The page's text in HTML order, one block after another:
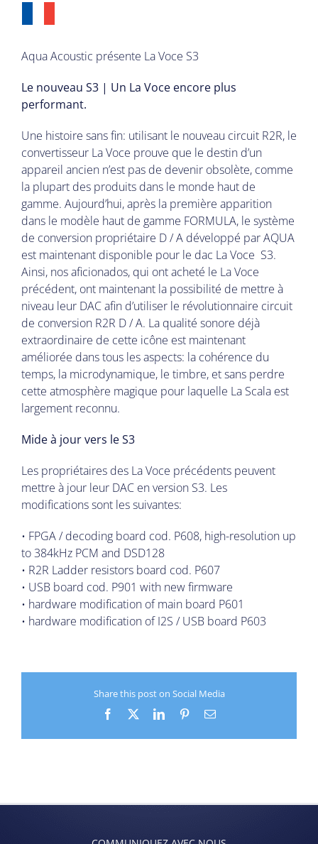
Aqua Acoustic présente La Voce S3
Le nouveau S3 | Un La Voce encore plus
performant.
Une histoire sans fin: utilisant le nouveau circuit R2R, le
convertisseur La Voce prouve que le destin d’un
appareil ancien n’est pas de devenir obsolète, comme
la plupart des produits dans le monde haut de
gamme. Aujourd’hui, après la première apparition
dans le modèle haut de gamme FORMULA, le système
de conversion propriétaire D / A développé par AQUA
est maintenant disponible pour le dac La Voce S3.
Ainsi, nos aficionados, qui ont acheté le La Voce
précédent, ont maintenant la possibilité de mettre à
niveau leur DAC afin d’utiliser le révolutionnaire circuit
de conversion R2R D / A. La qualité sonore déjà
extraordinaire de cette icône est maintenant
améliorée dans tous les aspects: la cohérence du
temps, la microdynamique, le timbre, et sans perdre
cette atmosphère magique pour laquelle La Scala est
largement reconnu.
Mide à jour vers le S3
Les propriétaires des La Voce précédents peuvent
mettre à jour leur DAC en version S3. Les
modifications sont les suivantes:
• FPGA / decoding board cod. P608, high-resolution up
to 384kHz PCM and DSD128
• R2R Ladder resistors board cod. P607
• USB board cod. P901 with new firmware
• hardware modification of main board P601
• hardware modification of I2S / USB board P603
Share this post on Social Media
Facebook LinkedInPinterestEmail